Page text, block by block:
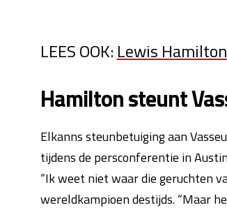
LEES OOK: Lewis
Hamilton steunt
Elkanns steunbetuiging aan
tijdens de persconferentie in
“Ik weet niet waar die geruchten
wereldkampioen destijds. “Maar